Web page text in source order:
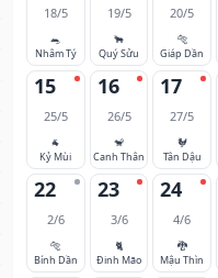
18/5
🐀
Nhâm Tý
19/5
🐂
Quý Sửu
20/5
🐅
Giáp Dần
15
25/5
🐐
Kỷ Mùi
16
26/5
🐒
Canh Thân
17
27/5
🐓
Tân Dậu
22
2/6
🐅
Bính Dần
23
3/6
🐈
Đinh Mão
24
4/6
🐉
Mậu Thìn